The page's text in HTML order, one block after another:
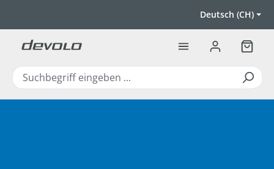
Deutsch (CH)